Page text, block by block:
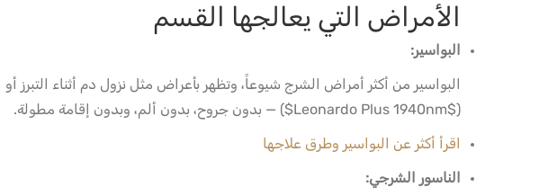
الأمراض التي يعالجها القسم
البواسير:
البواسير من أكثر أمراض الشرج شيوعاً، وتظهر بأعراض مثل نزول دم أثناء
($Leonardo Plus 1940nm$) — بدون جروح، بدون ألم، وبدون إقامة مطولة.
اقرأ أكثر عن البواسير وطرق علاجها
الناسور الشرجي: